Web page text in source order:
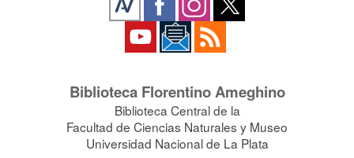
Biblioteca Florentino Ameghino
Biblioteca Central de la
Facultad de Ciencias Naturales y Museo
Universidad Nacional de La Plata